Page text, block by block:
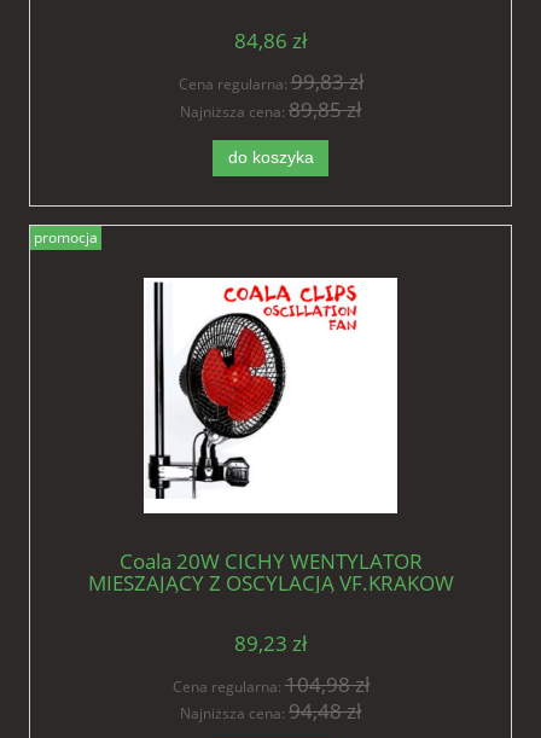
84,86 zł
Cena regularna:99,83 zł
Najniższa cena: 89,85 zł
do koszyka
Coala 20W CICHY WENTYLATOR
MIESZAJĄCY Z OSCYLACJĄ VF.KRAKOW
89,23 zł
Cena regularna:104,98 zł
Najniższa cena: 94,48 zł
promocja